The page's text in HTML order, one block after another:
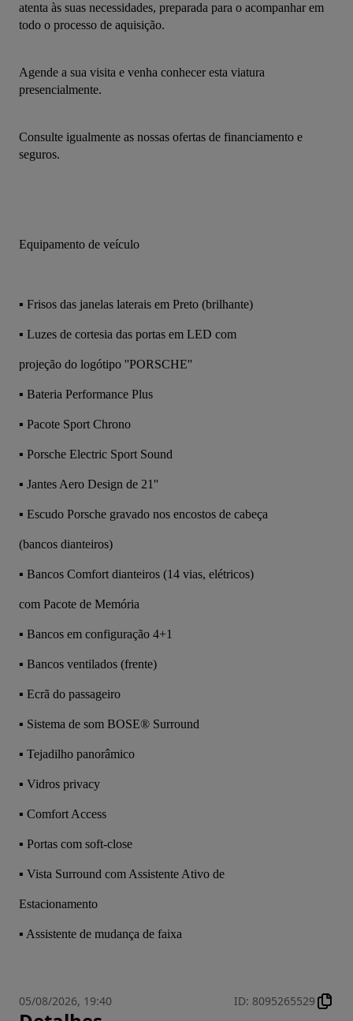
atenta às suas necessidades, preparada para o acompanhar em
todo o processo de aquisição.
Agende a sua visita e venha conhecer esta viatura
presencialmente.
Consulte igualmente as nossas ofertas de financiamento e
seguros.
Equipamento de veículo
▪ Frisos das janelas laterais em Preto (brilhante)
▪ Luzes de cortesia das portas em LED com
projeção do logótipo ''PORSCHE''
▪ Bateria Performance Plus
▪ Pacote Sport Chrono
▪ Porsche Electric Sport Sound
▪ Jantes Aero Design de 21''
▪ Escudo Porsche gravado nos encostos de cabeça
(bancos dianteiros)
▪ Bancos Comfort dianteiros (14 vias, elétricos)
com Pacote de Memória
▪ Bancos em configuração 4+1
▪ Bancos ventilados (frente)
▪ Ecrã do passageiro
▪ Sistema de som BOSE® Surround
▪ Tejadilho panorâmico
▪ Vidros privacy
▪ Comfort Access
▪ Portas com soft-close
▪ Vista Surround com Assistente Ativo de
Estacionamento
▪ Assistente de mudança de faixa
05/08/2026, 19:40 ID: 8095265529